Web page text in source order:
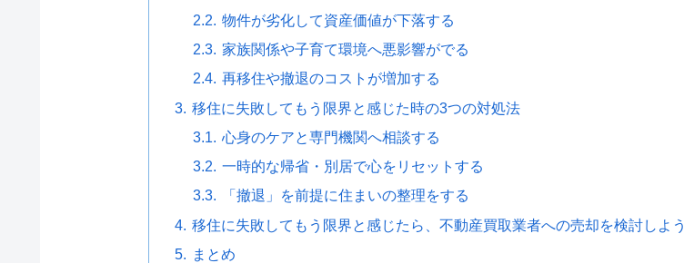
物件が劣化して資産価値が下落する
家族関係や子育て環境へ悪影響がでる
再移住や撤退のコストが増加する
移住に失敗してもう限界と感じた時の3つの対処法
心身のケアと専門機関へ相談する
一時的な帰省・別居で心をリセットする
「撤退」を前提に住まいの整理をする
移住に失敗してもう限界と感じたら、不動産買取業者への売却を検討しよう
まとめ